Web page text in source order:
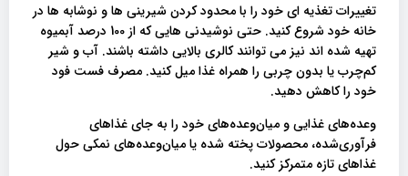
تغییرات تغذیه ای خود را با محدود کردن شیرینی ها و نوشابه ها در
خانه خود شروع کنید. حتی نوشیدنی هایی که از 100 درصد آبمیوه
تهیه شده اند نیز می توانند کالری بالایی داشته باشند. آب و شیر
کم‌چرب یا بدون چربی را همراه غذا میل کنید. مصرف فست فود
خود را کاهش دهید.
وعده‌های غذایی و میان‌وعده‌های خود را به جای غذاهای
فرآوری‌شده، محصولات پخته شده یا میان‌وعده‌های نمکی حول
غذاهای تازه متمرکز کنید.